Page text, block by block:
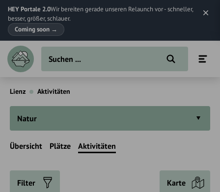
HEY Portale 2.0Wir bereiten gerade unseren Relaunch vor - schneller,
besser, größer, schlauer.
Coming soon →
Lienz Aktivitäten
Natur
Übersicht Plätze Aktivitäten
Filter Karte